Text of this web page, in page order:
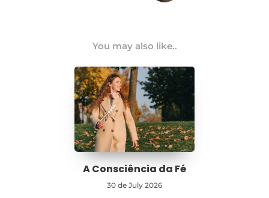
You may also like..
A Consciência da Fé
30 de July 2026